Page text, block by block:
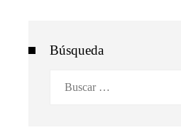
Búsqueda